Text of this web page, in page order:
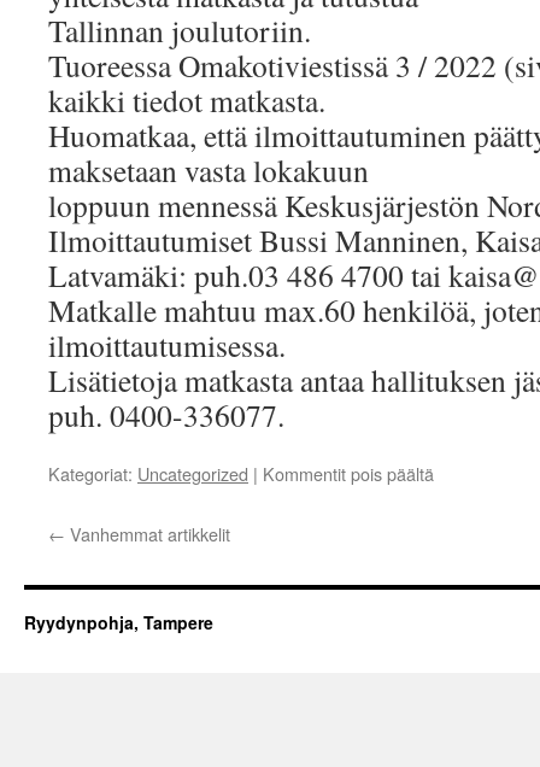
Tallinnan joulutoriin.
Tuoreessa Omakotiviestissä 3 / 2022
kaikki tiedot matkasta.
Huomatkaa, että ilmoittautuminen
maksetaan vasta lokakuun
loppuun mennessä Keskusjärjestön
Ilmoittautumiset Bussi Manninen,
Latvamäki: puh.03 486 4700 tai
Matkalle mahtuu max.60 henkilöä,
ilmoittautumisessa.
Lisätietoja matkasta antaa hallituksen
puh. 0400-336077.
Kategoriat: Uncategorized | Kommentit pois päältä
← Vanhemmat artikkelit
Ryydynpohja, Tampere